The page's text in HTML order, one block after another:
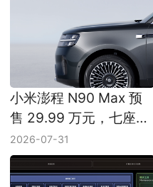
小米澎程 N90 Max 预
售 29.99 万元，七座增
程 SUV 亮相
2026-07-31